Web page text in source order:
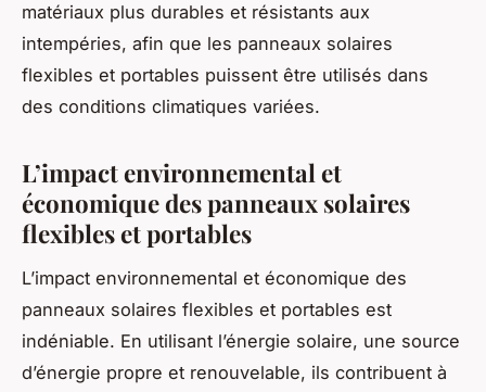
matériaux plus durables et résistants aux
intempéries, afin que les panneaux solaires
flexibles et portables puissent être utilisés dans
des conditions climatiques variées.
L’impact environnemental et
économique des panneaux solaires
flexibles et portables
L’impact environnemental et économique des
panneaux solaires flexibles et portables est
indéniable. En utilisant l’énergie solaire, une source
d’énergie propre et renouvelable, ils contribuent à